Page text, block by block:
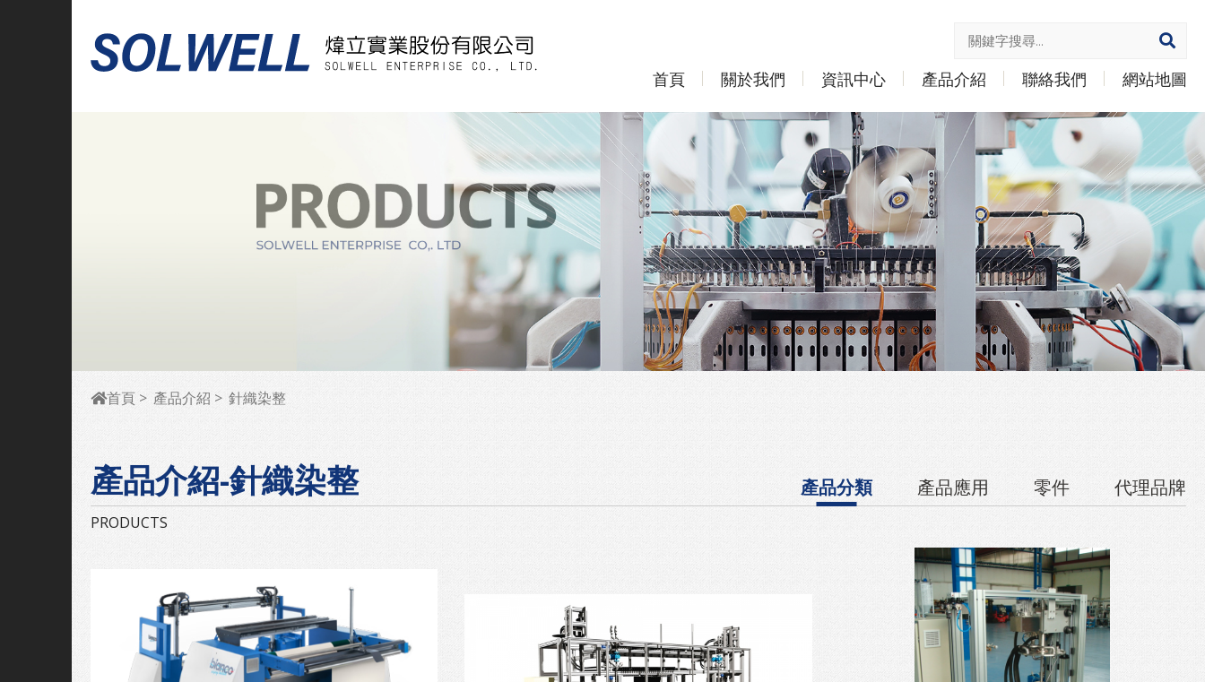
首頁 關於我們 資訊中心 產品介紹 聯絡我們 網站地圖
首頁 產品介紹 針織染整
產品介紹-針織染整 產品分類 產品應用 零件 代理品牌
PRODUCTS